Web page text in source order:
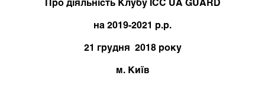
на 2019-2021 р.р.
21 грудня 2018 року
м. Київ